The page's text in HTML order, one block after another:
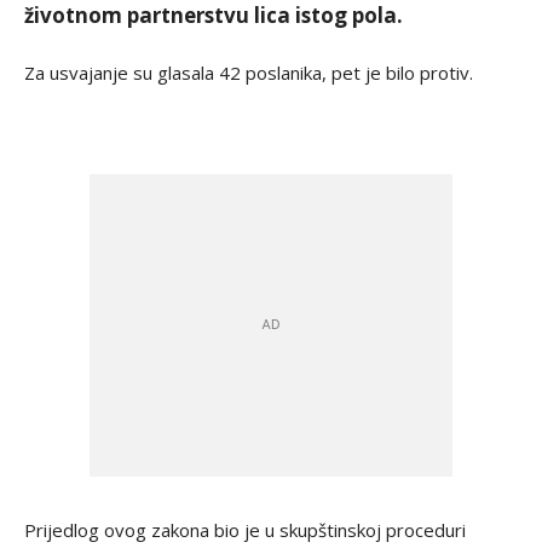
životnom partnerstvu lica istog pola.
Za usvajanje su glasala 42 poslanika, pet je bilo protiv.
Prijedlog ovog zakona bio je u skupštinskoj proceduri